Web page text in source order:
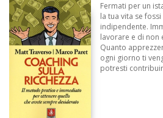
Fermati per un
la tua vita se
indipendente.
lavorare e di non
Quanto
ogni giorno ti
potresti